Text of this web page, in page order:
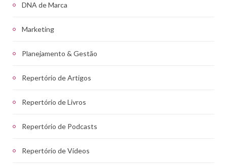
DNA de Marca
Marketing
Planejamento & Gestão
Repertório de Artigos
Repertório de Livros
Repertório de Podcasts
Repertório de Vídeos